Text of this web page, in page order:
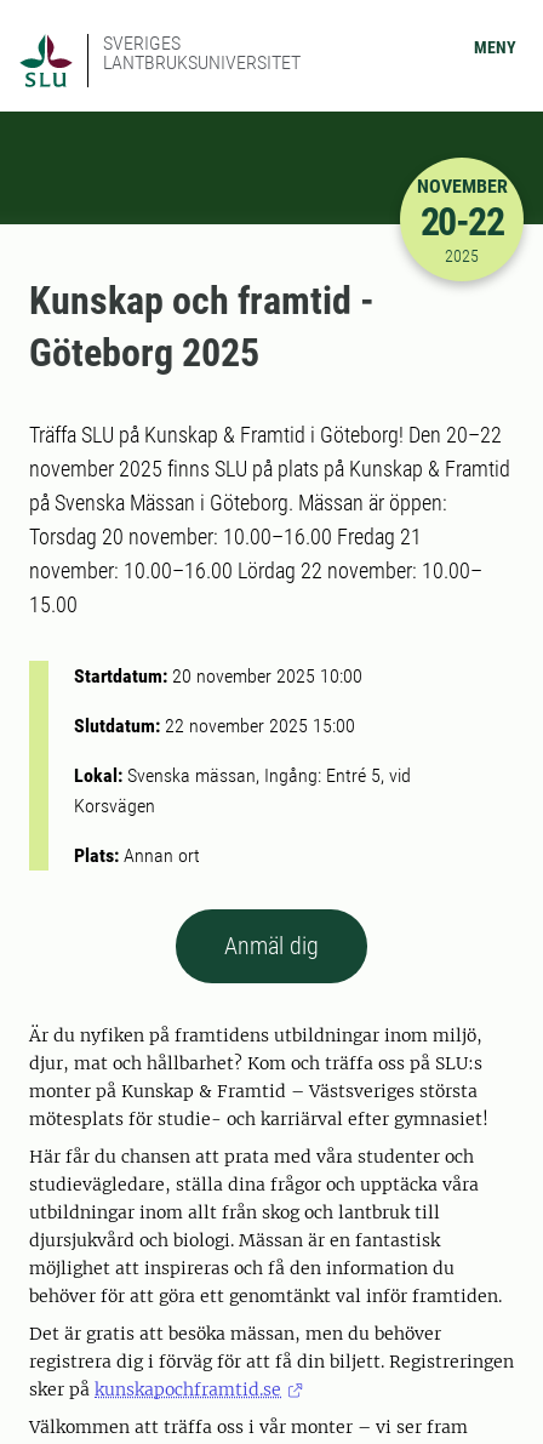
SVERIGES
LANTBRUKSUNIVERSITET
MENY
2025-11-
NOVEMBER
20-22
2025
Kunskap och framtid -
Göteborg 2025
Träffa SLU på Kunskap & Framtid i Göteborg! Den 20–22
november 2025 finns SLU på plats på Kunskap & Framtid
på Svenska Mässan i Göteborg. Mässan är öppen:
Torsdag 20 november: 10.00–16.00 Fredag 21
november: 10.00–16.00 Lördag 22 november: 10.00–
15.00
Startdatum: 20 november 2025 10:00
Slutdatum: 22 november 2025 15:00
Lokal: Svenska mässan, Ingång: Entré 5, vid
Korsvägen
Plats: Annan ort
Anmäl dig
Är du nyfiken på framtidens utbildningar inom miljö,
djur, mat och hållbarhet? Kom och träffa oss på SLU:s
monter på Kunskap & Framtid – Västsveriges största
mötesplats för studie- och karriärval efter gymnasiet!
Här får du chansen att prata med våra studenter och
studievägledare, ställa dina frågor och upptäcka våra
utbildningar inom allt från skog och lantbruk till
djursjukvård och biologi. Mässan är en fantastisk
möjlighet att inspireras och få den information du
behöver för att göra ett genomtänkt val inför framtiden.
Det är gratis att besöka mässan, men du behöver
registrera dig i förväg för att få din biljett. Registreringen
sker på kunskapochframtid.se
Välkommen att träffa oss i vår monter – vi ser fram